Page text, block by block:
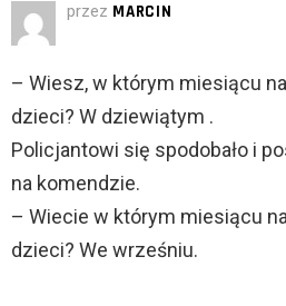
przez MARCIN
– Wiesz, w którym miesiącu
dzieci? W dziewiątym .
Policjantowi się spodobało i
na komendzie.
– Wiecie w którym miesiącu
dzieci? We wrześniu.